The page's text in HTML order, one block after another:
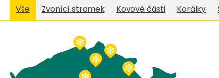
Vše Zvonící stromek Kovové části Korálky